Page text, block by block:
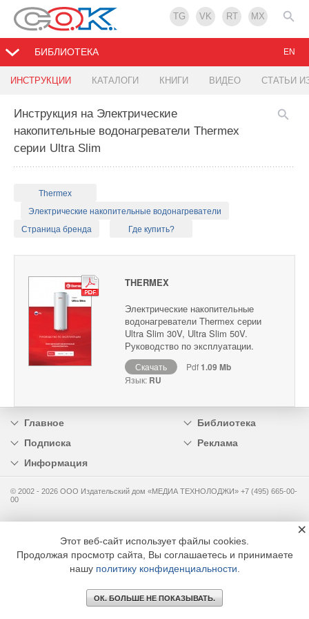
TG VK RT MX
БИБЛИОТЕКА
ИНСТРУКЦИИ КАТАЛОГИ КНИГИ ВИДЕО СТАТЬИ
EN
Инструкция на Электрические
накопительные водонагреватели Thermex
серии Ultra Slim
Thermex
Электрические накопительные водонагреватели
Страница бренда
Где купить?
THERMEX
Электрические накопительные
водонагреватели Thermex серии
Ultra Slim 30V, Ultra Slim 50V.
Руководство по эксплуатации.
Скачать Pdf1.09 Mb
Язык: RU
Главное
Библиотека
Подписка
Реклама
Информация
© 2002 - 2026 OOO Издательский дом «МЕДИА ТЕХНОЛОДЖИ» +7 (495) 665-00-
00
Этот веб-сайт использует файлы cookies.
Продолжая просмотр сайта, Вы соглашаетесь и принимаете
нашу политику конфиденциальности
ОК. БОЛЬШЕ НЕ ПОКАЗЫВАТЬ.
×